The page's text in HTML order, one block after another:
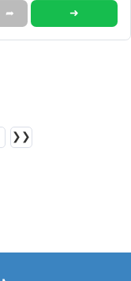
➦ ➜
❯❯